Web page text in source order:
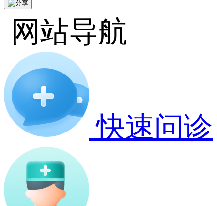
网站导航
快速问诊